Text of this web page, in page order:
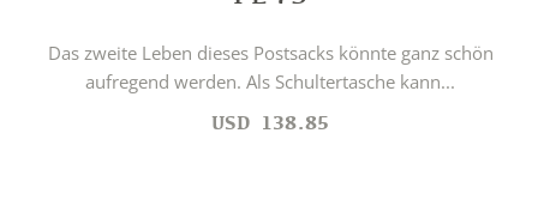
Das zweite Leben dieses Postsacks könnte ganz schön
aufregend werden. Als Schultertasche kann...
USD 138.85